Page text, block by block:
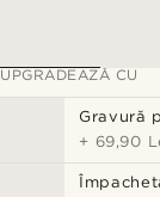
UPGRADEAZĂ CU
Gravură
+ 69,90